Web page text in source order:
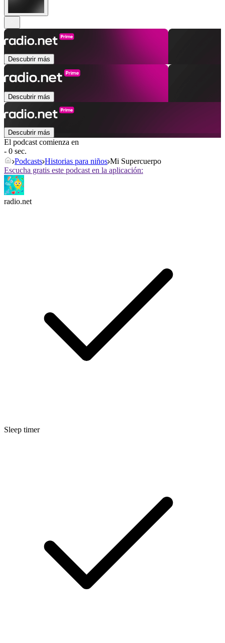
Descubrir más
Descubrir más
Descubrir más
El podcast comienza en
- 0 sec.
Podcasts Historias para niños Mi Supercuerpo
Escucha gratis este podcast en la aplicación:
radio.net
Sleep timer